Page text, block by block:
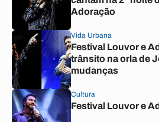
Adoração
Vida Urbana
Festival Louvor e
trânsito na orla de
mudanças
Cultura
Festival Louvor e